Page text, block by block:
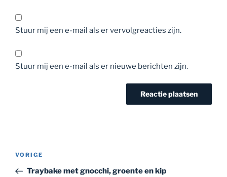
Stuur mij een e-mail als er vervolgreacties zijn.
Stuur mij een e-mail als er nieuwe berichten zijn.
Bericht
Vorig
bericht
VORIGE
Traybake met gnocchi, groente en kip